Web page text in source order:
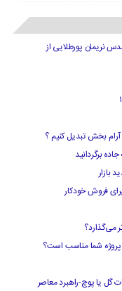
نریمان پورطلایی از
بخش تبدیل کنیم ؟
برگردانید
بازار
فروش خودکار
پروژه شما مناسب است؟
گل یا پوچ-راهبرد معاصر